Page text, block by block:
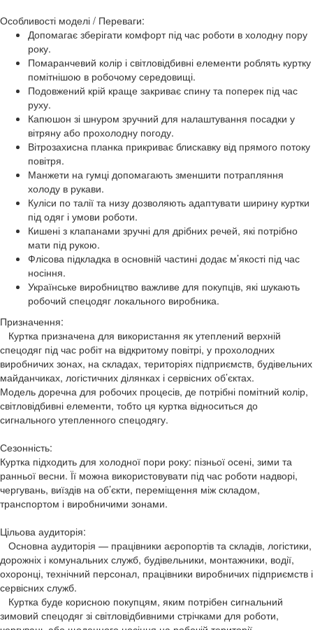
Особливості моделі / Переваги:
Допомагає зберігати комфорт під час роботи в холодну пору
року.
Помаранчевий колір і світловідбивні елементи роблять куртку
помітнішою в робочому середовищі.
Подовжений крій краще закриває спину та поперек під час
руху.
Капюшон зі шнуром зручний для налаштування посадки у
вітряну або прохолодну погоду.
Вітрозахисна планка прикриває блискавку від прямого потоку
повітря.
Манжети на гумці допомагають зменшити потрапляння
холоду в рукави.
Куліси по талії та низу дозволяють адаптувати ширину куртки
під одяг і умови роботи.
Кишені з клапанами зручні для дрібних речей, які потрібно
мати під рукою.
Флісова підкладка в основній частині додає м’якості під час
носіння.
Українське виробництво важливе для покупців, які шукають
робочий спецодяг локального виробника.
Призначення:
Куртка призначена для використання як утеплений верхній
спецодяг під час робіт на відкритому повітрі, у прохолодних
виробничих зонах, на складах, територіях підприємств, будівельних
майданчиках, логістичних ділянках і сервісних об’єктах.
Модель доречна для робочих процесів, де потрібні помітний колір,
світловідбивні елементи, тобто ця куртка відноситься до
сигнального утепленного спецодягу.
Сезонність:
Куртка підходить для холодної пори року: пізньої осені, зими та
ранньої весни. Її можна використовувати під час роботи надворі,
чергувань, виїздів на об’єкти, переміщення між складом,
транспортом і виробничими зонами.
Цільова аудиторія:
Основна аудиторія — працівники аєропортів та складів, логістики,
дорожніх і комунальних служб, будівельники, монтажники, водії,
охоронці, технічний персонал, працівники виробничих підприємств і
сервісних служб.
Куртка буде корисною покупцям, яким потрібен сигнальний
зимовий спецодяг зі світловідбивними стрічками для роботи,